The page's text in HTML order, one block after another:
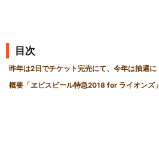
目次
昨年は2日でチケット完売にて、今年は抽選に
概要「ヱビスビール特急2018 for ライオンズ」